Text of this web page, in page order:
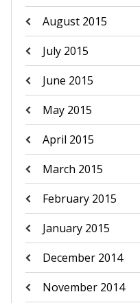
August 2015
July 2015
June 2015
May 2015
April 2015
March 2015
February 2015
January 2015
December 2014
November 2014